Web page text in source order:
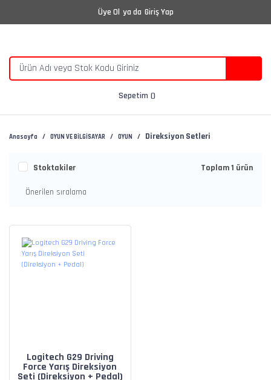
Üye Ol ya da Giriş Yap
Sepetim
Anasayfa OYUN VE BİLGİSAYAR OYUN Direksiyon Setleri
Stoktakiler Toplam 1 ürün
Logitech G29 Driving
Force Yarış Direksiyon
Seti (Direksiyon + Pedal)